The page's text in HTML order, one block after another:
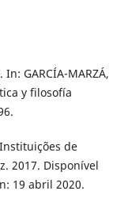
GARCÍA-MARZÁ,
y filosofía
de
2017. Disponível
19 abril 2020.